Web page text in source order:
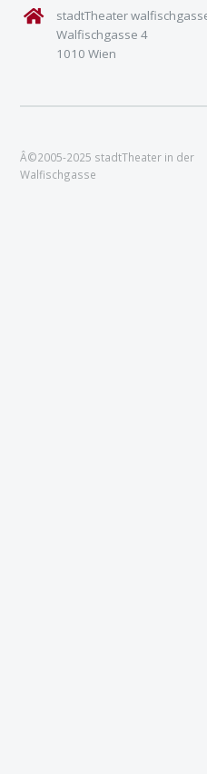
stadtTheater
Walfischgasse 4
1010 Wien
Â©2005-2025 stadtTheater in der
Walfischgasse